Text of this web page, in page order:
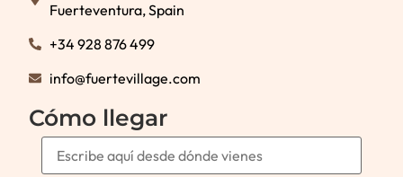
Fuerteventura, Spain
+34 928 876 499
info@fuertevillage.com
Cómo llegar